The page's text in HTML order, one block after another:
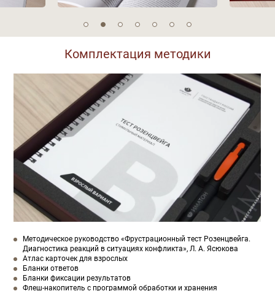
Комплектация методики
Методическое руководство «Фрустрационный тест Розенцвейга.
Диагностика реакций в ситуациях конфликта», Л. А. Ясюкова
Атлас карточек для взрослых
Бланки ответов
Бланки фиксации результатов
Флеш-накопитель с программой обработки и хранения